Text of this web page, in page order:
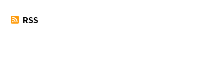
RSS